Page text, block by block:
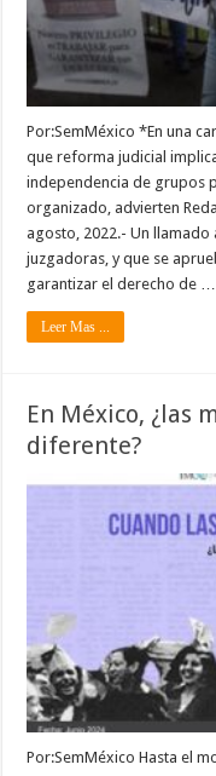
Por:SemMéxico *En una
que reforma judicial
independencia de grupos
organizado, advierten
agosto, 2022.- Un
juzgadoras, y que se
garantizar el derecho de …
Leer Mas ...
En México, ¿las
diferente?
Por:SemMéxico Hasta el